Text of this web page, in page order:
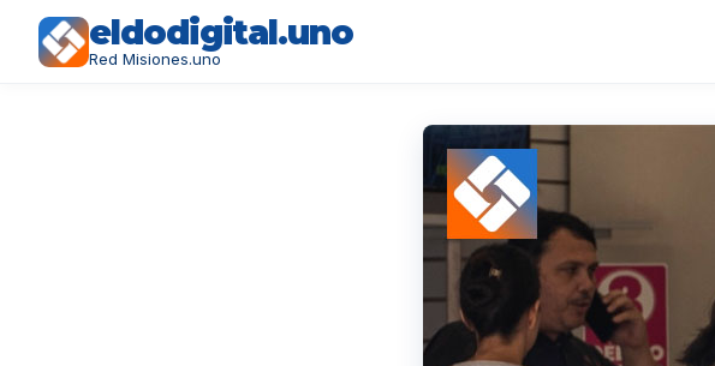
eldodigital.uno
Red Misiones.uno